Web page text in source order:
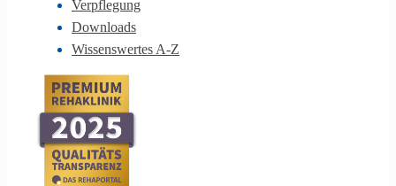
Verpflegung
Downloads
Wissenswertes A-Z